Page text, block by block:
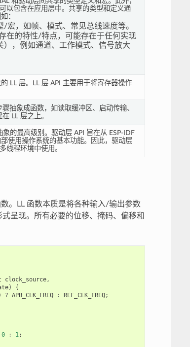
以包含在应用层中。共享的类型和定义通
：
/宏，如帧、模式、常见总线速度等。
在的特性/特点，可能存在于任何实现
），例如通道、工作模式、信号放大
LL 层。LL 层 API 主要用于将寄存器操作
抽象成函数，如读取缓冲区、启动传输、
LL 层之上。
象的最高级别。驱动层 API 旨在从 ESP-IDF
使用操作系统的基本功能。因此，驱动层
线程环境中使用。
。LL 函数本质是将各种输入/输出参数
呈现。所有必要的位移、掩码、偏移和
clock_source,
)
{
? APB_CLK_FREQ : REF_CLK_FREQ;
0 : 1;